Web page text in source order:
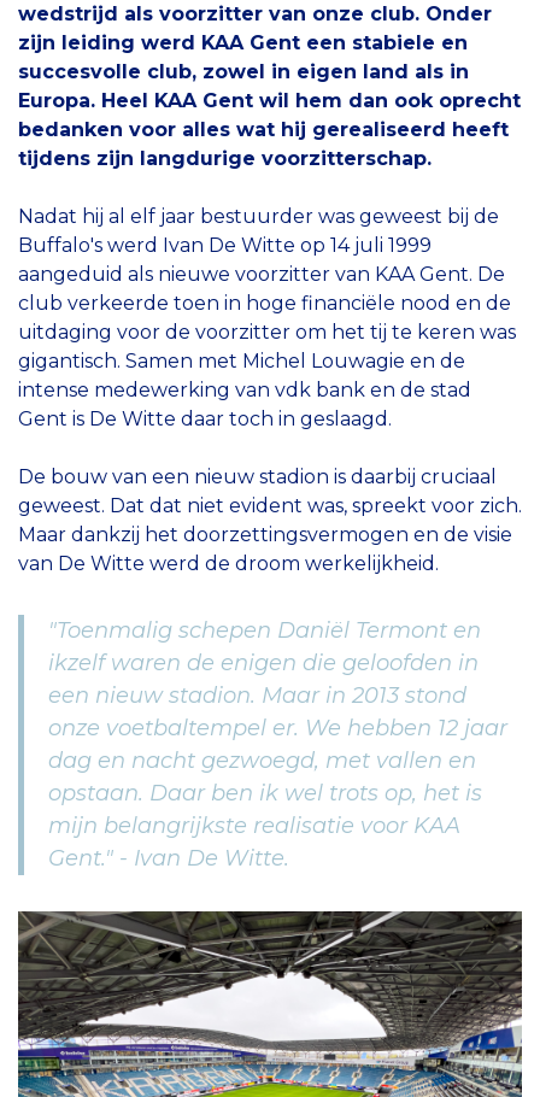
wedstrijd als voorzitter van onze club. Onder
zijn leiding werd KAA Gent een stabiele en
succesvolle club, zowel in eigen land als in
Europa. Heel KAA Gent wil hem dan ook oprecht
bedanken voor alles wat hij gerealiseerd heeft
tijdens zijn langdurige voorzitterschap.
Nadat hij al elf jaar bestuurder was geweest bij de
Buffalo's werd Ivan De Witte op 14 juli 1999
aangeduid als nieuwe voorzitter van KAA Gent. De
club verkeerde toen in hoge financiële nood en de
uitdaging voor de voorzitter om het tij te keren was
gigantisch. Samen met Michel Louwagie en de
intense medewerking van vdk bank en de stad
Gent is De Witte daar toch in geslaagd.
De bouw van een nieuw stadion is daarbij cruciaal
geweest. Dat dat niet evident was, spreekt voor zich.
Maar dankzij het doorzettingsvermogen en de visie
van De Witte werd de droom werkelijkheid.
"Toenmalig schepen Daniël Termont en
ikzelf waren de enigen die geloofden in
een nieuw stadion. Maar in 2013 stond
onze voetbaltempel er. We hebben 12 jaar
dag en nacht gezwoegd, met vallen en
opstaan. Daar ben ik wel trots op, het is
mijn belangrijkste realisatie voor KAA
Gent." - Ivan De Witte.